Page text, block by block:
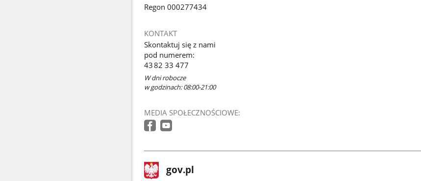
Regon 000277434
KONTAKT
Skontaktuj się z nami
pod numerem:
43 82 33 477
W dni robocze
w godzinach: 08:00-21:00
MEDIA SPOŁECZNOŚCIOWE:
stopka
gov.pl Strona
gov.pl